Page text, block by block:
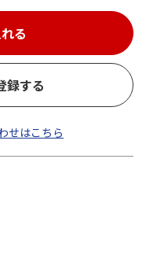
る
録する
せはこちら